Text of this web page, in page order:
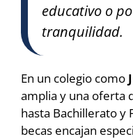
educativo o
tranquilidad.
En un colegio como
amplia y una oferta
hasta Bachillerato y
becas encajan